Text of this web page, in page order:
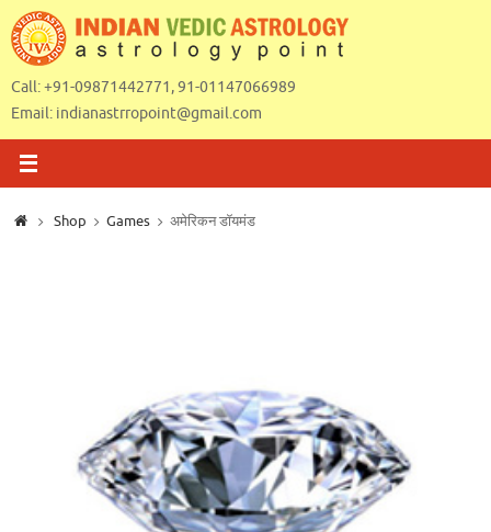
Skip
to
content
Call: +91-09871442771, 91-01147066989
Email: indianastrropoint@gmail.com
HomeShop Games अमेरिकन डॉयमंड